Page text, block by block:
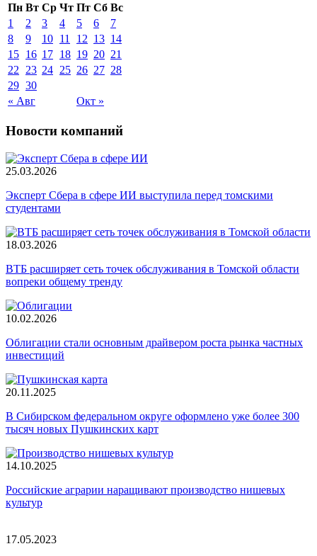
Пн Вт Ср Чт Пт Сб Вс
« Авг Окт »
1 2 3 4 5 6
7
8
9 10 11 12 13 14
15 16 17 18 19 20 21
22 23 24 25 26 27 28
29 30
Новости компаний
25.03.2026
Эксперт Сбера в сфере ИИ выступила перед томскими
студентами
18.03.2026
ВТБ расширяет сеть точек обслуживания в Томской области
вопреки общему тренду
10.02.2026
Облигации стали основным драйвером роста рынка частных
инвестиций
20.11.2025
В Сибирском федеральном округе оформлено уже более 300
тысяч новых Пушкинских карт
14.10.2025
Российские аграрии наращивают производство нишевых
культур
17.05.2023